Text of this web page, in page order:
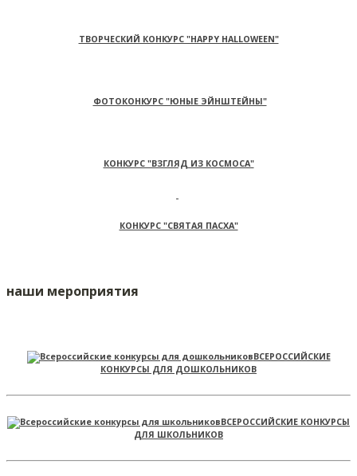
ТВОРЧЕСКИЙ КОНКУРС "HAPPY HALLOWEEN"
ФОТОКОНКУРС "ЮНЫЕ ЭЙНШТЕЙНЫ"
КОНКУРС "ВЗГЛЯД ИЗ КОСМОСА"
КОНКУРС "СВЯТАЯ ПАСХА"
наши мероприятия
ВСЕРОССИЙСКИЕ
КОНКУРСЫ ДЛЯ ДОШКОЛЬНИКОВ
ВСЕРОССИЙСКИЕ КОНКУРСЫ
ДЛЯ ШКОЛЬНИКОВ